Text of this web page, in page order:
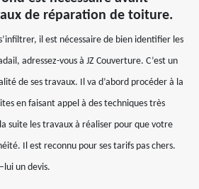
de réparation de toiture.
il est nécessaire de bien identifier les
adressez-vous à JZ Couverture. C’est un
de ses travaux. Il va d’abord procéder à la
en faisant appel à des techniques très
suite les travaux à réaliser pour que votre
Il est reconnu pour ses tarifs pas chers.
un devis.